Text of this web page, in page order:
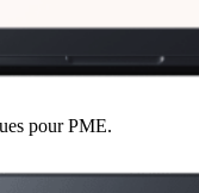
pour PME.